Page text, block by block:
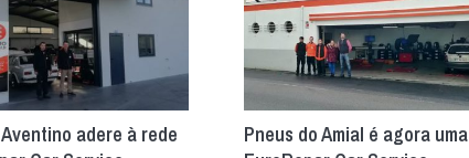
adere à rede
Pneus do Amial é agora uma